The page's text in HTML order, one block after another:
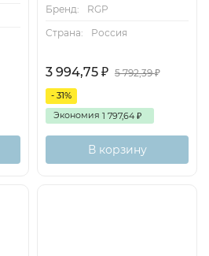
Бренд:
RGP
Страна:
Россия
3 994,75 ₽ 5 792,39₽
- 31%
Экономия 1 797,64 ₽
В корзину